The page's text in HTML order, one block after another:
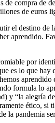
compra de
de euros
el destino de
aprendido.
por
es lo que
aprendido
formula lo
y “la alegría
ético, si
la pandemia